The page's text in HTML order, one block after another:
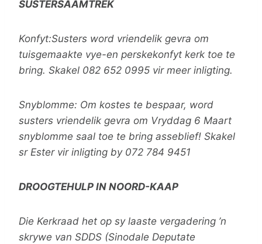
SUSTERSAAMTREK
Konfyt:Susters word vriendelik gevra om
tuisgemaakte vye-en perskekonfyt kerk toe te
bring. Skakel 082 652 0995 vir meer inligting.
Snyblomme: Om kostes te bespaar, word
susters vriendelik gevra om Vryddag 6 Maart
snyblomme saal toe te bring asseblief! Skakel
sr Ester vir inligting by 072 784 9451
DROOGTEHULP IN NOORD-KAAP
Die Kerkraad het op sy laaste vergadering ’n
skrywe van SDDS (Sinodale Deputate